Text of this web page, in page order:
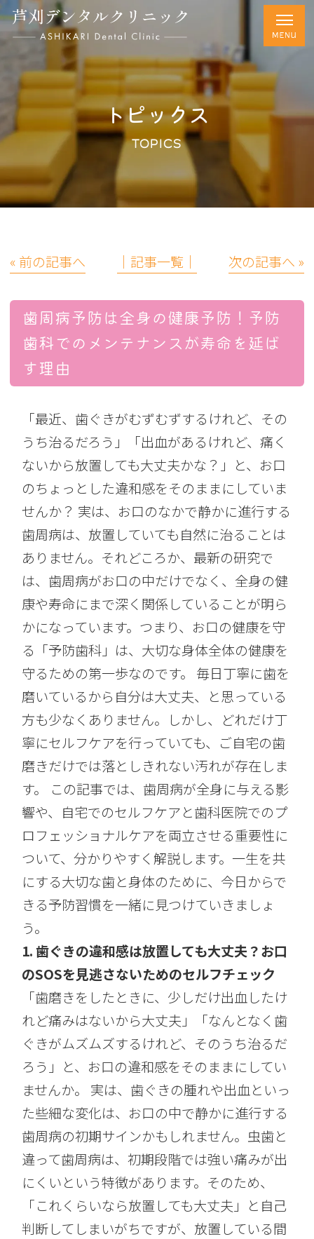
トピックス
TOPICS
« 前の記事へ │記事一覧│ 次の記事へ »
歯周病予防は全身の健康予防！予防
歯科でのメンテナンスが寿命を延ば
す理由
「最近、歯ぐきがむずむずするけれど、その
うち治るだろう」「出血があるけれど、痛く
ないから放置しても大丈夫かな？」と、お口
のちょっとした違和感をそのままにしていま
せんか？ 実は、お口のなかで静かに進行する
歯周病は、放置していても自然に治ることは
ありません。それどころか、最新の研究で
は、歯周病がお口の中だけでなく、全身の健
康や寿命にまで深く関係していることが明ら
かになっています。つまり、お口の健康を守
る「予防歯科」は、大切な身体全体の健康を
守るための第一歩なのです。 毎日丁寧に歯を
磨いているから自分は大丈夫、と思っている
方も少なくありません。しかし、どれだけ丁
寧にセルフケアを行っていても、ご自宅の歯
磨きだけでは落としきれない汚れが存在しま
す。 この記事では、歯周病が全身に与える影
響や、自宅でのセルフケアと歯科医院でのプ
ロフェッショナルケアを両立させる重要性に
ついて、分かりやすく解説します。一生を共
にする大切な歯と身体のために、今日からで
きる予防習慣を一緒に見つけていきましょ
う。
1. 歯ぐきの違和感は放置しても大丈夫？お口
のSOSを見逃さないためのセルフチェック
「歯磨きをしたときに、少しだけ出血したけ
れど痛みはないから大丈夫」「なんとなく歯
ぐきがムズムズするけれど、そのうち治るだ
ろう」と、お口の違和感をそのままにしてい
ませんか。 実は、歯ぐきの腫れや出血といっ
た些細な変化は、お口の中で静かに進行する
歯周病の初期サインかもしれません。虫歯と
違って歯周病は、初期段階では強い痛みが出
にくいという特徴があります。そのため、
「これくらいなら放置しても大丈夫」と自己
判断してしまいがちですが、放置している間